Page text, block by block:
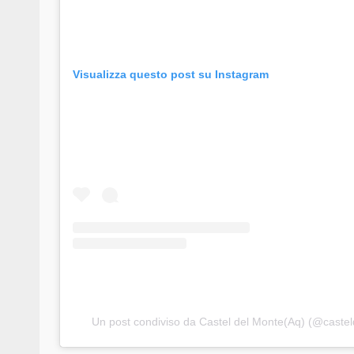
Visualizza questo post su Instagram
Un post condiviso da Castel del Monte(Aq)